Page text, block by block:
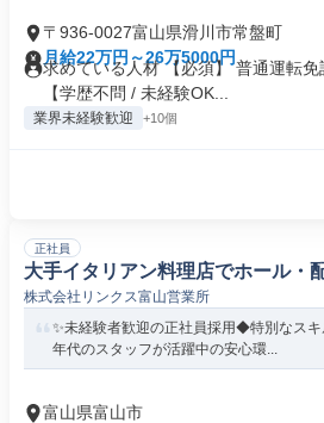
〒936-0027富山県滑川市常盤町
月給22万円～26万5000円
求めている人材 【必須】 普通運転
【学歴不問 / 未経験OK...
業界未経験歓迎 +10個
正社員
大手イタリアン料理店でホール・
株式会社リンクス富山営業所
✨未経験者歓迎の正社員採用◆特別なス
年代のスタッフが活躍中の安心環...
富山県富山市